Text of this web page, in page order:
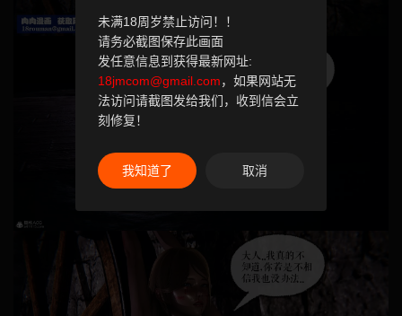
未满18周岁禁止访问！！
请务必截图保存此画面
发任意信息到获得最新网址:
18jmcom@gmail.com，如果网站无
法访问请截图发给我们，收到信会立
刻修复！
我知道了 取消